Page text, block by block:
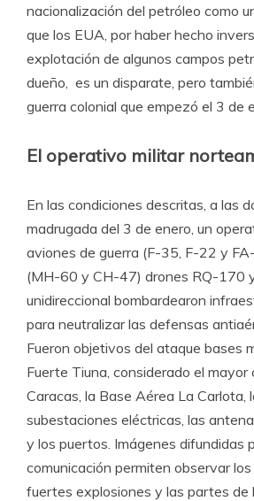
nacionalización del petróleo como
que los EUA, por haber hecho
explotación de algunos campos
dueño, es un disparate, pero
guerra colonial que empezó el 3 de
El operativo militar
En las condiciones descritas, a las
madrugada del 3 de enero, un
aviones de guerra (F-35, F-22 y
(MH-60 y CH-47) drones RQ-170
unidireccional bombardearon
para neutralizar las defensas
Fueron objetivos del ataque bases
Fuerte Tiuna, considerado el mayor
Caracas, la Base Aérea La Carlota,
subestaciones eléctricas, las
y los puertos. Imágenes difundidas
comunicación permiten observar
fuertes explosiones y las partes de